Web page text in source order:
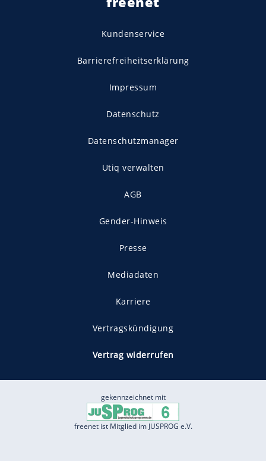
Kundenservice
Barrierefreiheitserklärung
Impressum
Datenschutz
Datenschutzmanager
Utiq verwalten
AGB
Gender-Hinweis
Presse
Mediadaten
Karriere
Vertragskündigung
Vertrag widerrufen
gekennzeichnet mit
freenet ist Mitglied im JUSPROG e.V.